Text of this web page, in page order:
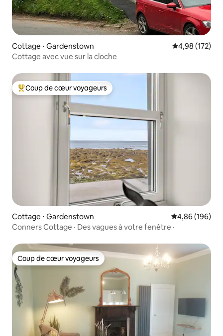
Cottage ⋅ Gardenstown Évaluation
4,98 (172)
Cottage avec vue sur la cloche
Coups de cœur voyageurs les plus appréciés
Coup de cœur voyageurs
Cottage ⋅ Gardenstown Évaluation
4,86 (196)
Conners Cottage · Des vagues à votre fenêtre ·
Coup de cœur voyageurs
Coup de cœur voyageurs